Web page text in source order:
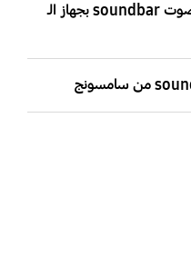
ما الطريقة المثلى لتوصيل جهاز الصوت soundbar بجهاز الـ